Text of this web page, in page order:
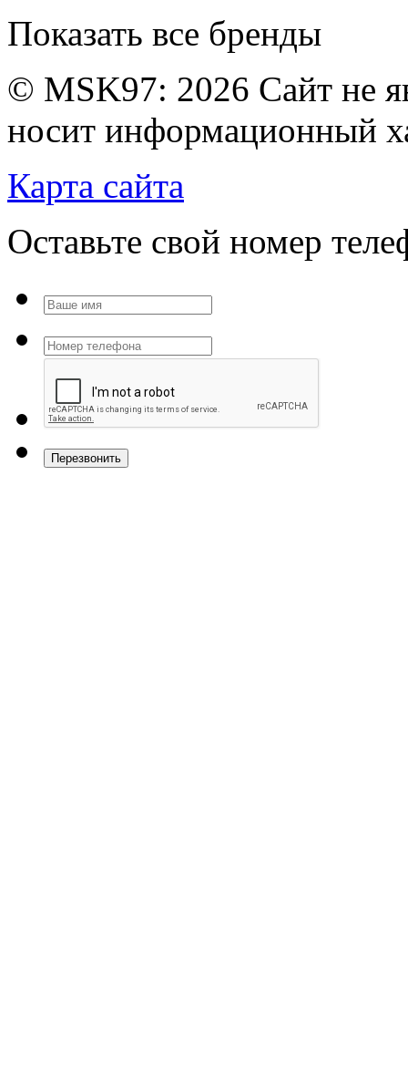
Показать все бренды
© MSK97: 2026 Сайт не
носит информационный
Карта сайта
Оставьте свой номер
Перезвонить